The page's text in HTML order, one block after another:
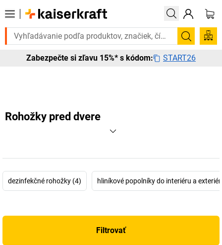
to urgentne? Vybrané bestsellery doručíme do 72 hodín. Objavte
Zabezpečte si zľavu 15%* s kódom: START26
Rohožky pred dvere
dezinfekčné rohožky (4) hliníkové popolníky do interiéru a
Filtrovať